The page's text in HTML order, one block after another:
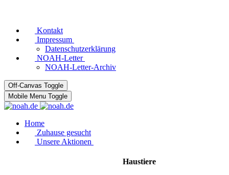
Kontakt
Impressum
Datenschutzerklärung
NOAH-Letter
NOAH-Letter-Archiv
Off-Canvas Toggle
Mobile Menu Toggle
Home
Zuhause gesucht
Unsere Aktionen
Haustiere